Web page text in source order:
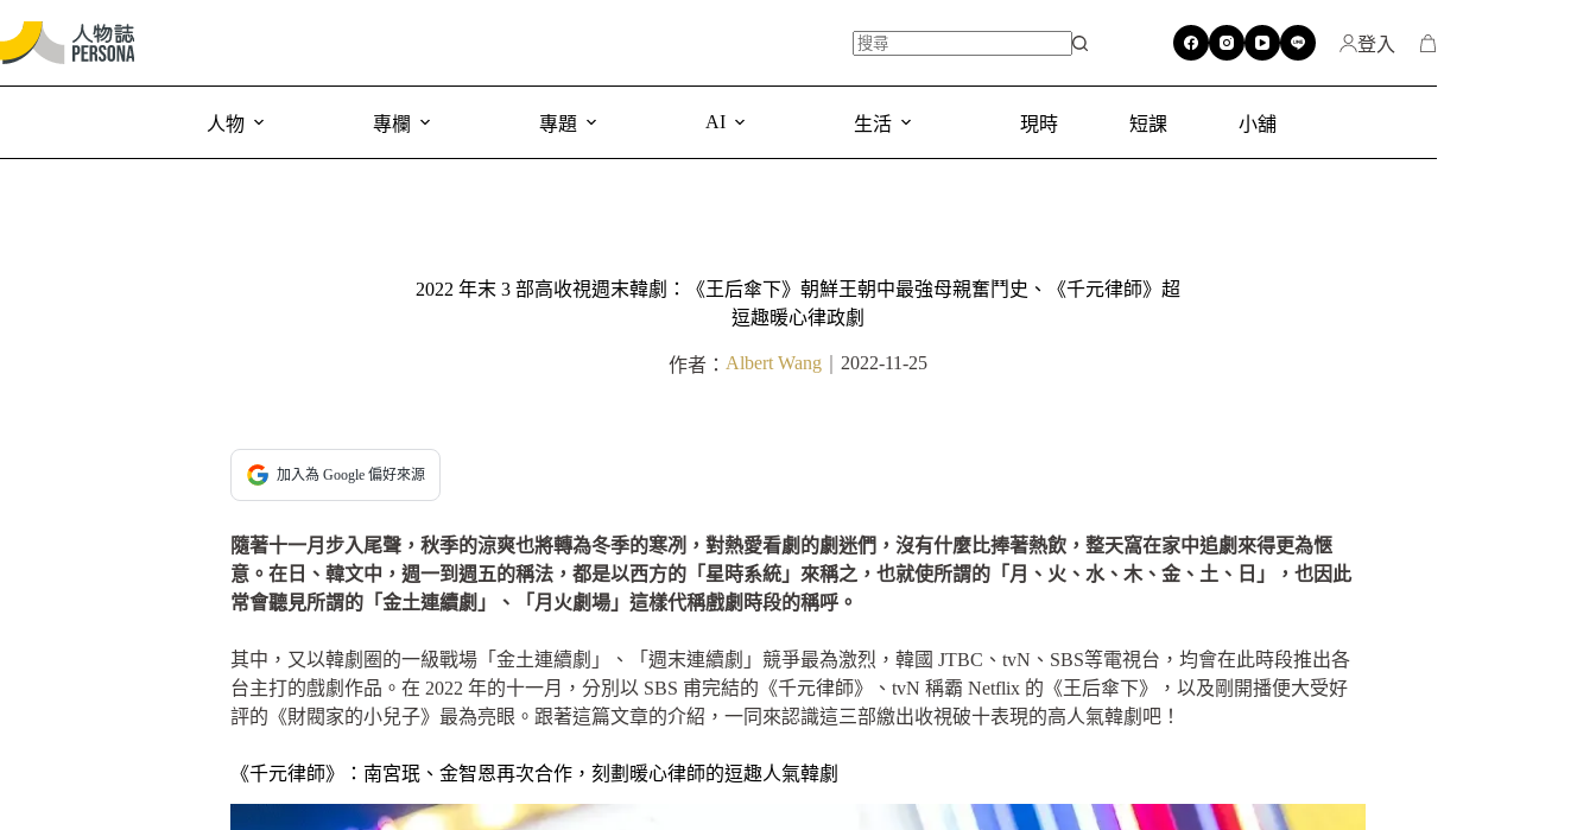
登入
人物 專欄 專題 AI 生活 現時 短課 小舖
2022 年末 3 部高收視週末韓劇：《王后傘下》朝鮮王朝中最強母親奮鬥史、《千元律師》超
逗趣暖心律政劇
作者： Albert Wang 2022-11-25
加入為 Google 偏好來源
隨著十一月步入尾聲，秋季的涼爽也將轉為冬季的寒冽，對熱愛看劇的劇迷們，沒有什麼比捧著熱飲，整天窩在家中追劇來得更為愜
意。在日、韓文中，週一到週五的稱法，都是以西方的「星時系統」來稱之，也就使所謂的「月、火、水、木、金、土、日」，也因此
常會聽見所謂的「金土連續劇」、「月火劇場」這樣代稱戲劇時段的稱呼。
其中，又以韓劇圈的一級戰場「金土連續劇」、「週末連續劇」競爭最為激烈，韓國 JTBC、tvN、SBS等電視台，均會在此時段推出各
台主打的戲劇作品。在 2022 年的十一月，分別以 SBS 甫完結的《千元律師》、tvN 稱霸 Netflix 的《王后傘下》，以及剛開播便大受好
評的《財閥家的小兒子》最為亮眼。跟著這篇文章的介紹，一同來認識這三部繳出收視破十表現的高人氣韓劇吧！
《千元律師》：南宮珉、金智恩再次合作，刻劃暖心律師的逗趣人氣韓劇